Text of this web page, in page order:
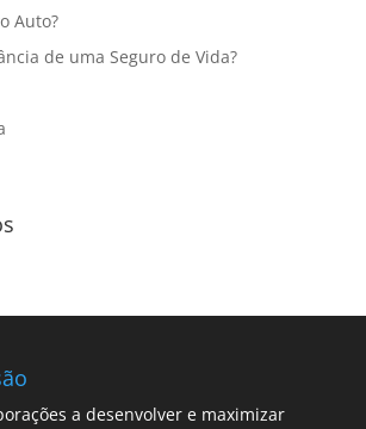
Auto?
de uma Seguro de Vida?
a desenvolver e maximizar